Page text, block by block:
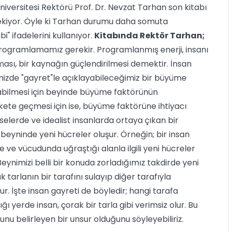
Rektörü Prof. Dr. Nevzat Tarhan son kitabı
Öyle ki Tarhan durumu daha somuta
ifadelerini kullanıyor. Kitabında Rektör Tarhan;
gerekir. Programlanmış enerji, insanı
bir kaynağın güçlendirilmesi demektir. İnsan
"gayret"le açıklayabileceğimiz bir büyüme
için beyinde büyüme faktörünün
geçmesi için ise, büyüme faktörüne ihtiyacı
ve idealist insanlarda ortaya çıkan bir
yeni hücreler oluşur. Örneğin; bir insan
vücudunda uğraştığı alanla ilgili yeni hücreler
belli bir konuda zorladığımız takdirde yeni
bir tarafını sulayıp diğer tarafıyla
İşte insan gayreti de böyledir; hangi tarafa
yerde insan, çorak bir tarla gibi verimsiz olur. Bu
belirleyen bir unsur olduğunu söyleyebiliriz.